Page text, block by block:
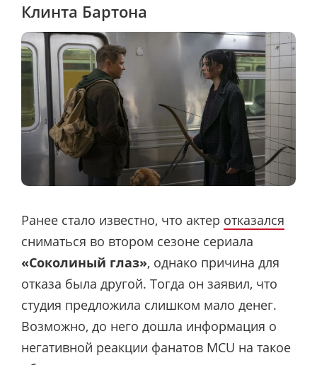
Клинта Бартона
Ранее стало известно, что актер отказался
сниматься во втором сезоне сериала
«Соколиный глаз», однако причина для
отказа была другой. Тогда он заявил, что
студия предложила слишком мало денег.
Возможно, до него дошла информация о
негативной реакции фанатов MCU на такое